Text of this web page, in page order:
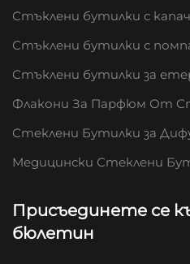
Стъклени бутилки с
Стъклени бутилки с
Стъклени бутилки за
Флакони За Парфюм От
Стеклени Бутилки за
Медицински Стеклени
Присъединете се
бюлетин